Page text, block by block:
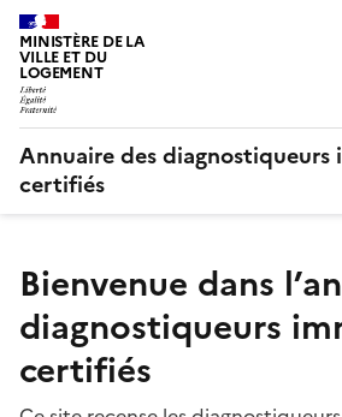
MINISTÈRE DE LA
VILLE ET DU
LOGEMENT
Annuaire des diagnostiqueurs
certifiés
Bienvenue dans
diagnostiqueurs
certifiés